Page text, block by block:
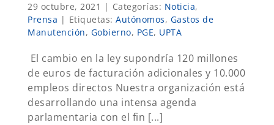
29 octubre, 2021 | Categorías: Noticia,
Prensa | Etiquetas: Autónomos, Gastos de
Manutención, Gobierno, PGE, UPTA
El cambio en la ley supondría 120 millones
de euros de facturación adicionales y 10.000
empleos directos Nuestra organización está
desarrollando una intensa agenda
parlamentaria con el fin [...]